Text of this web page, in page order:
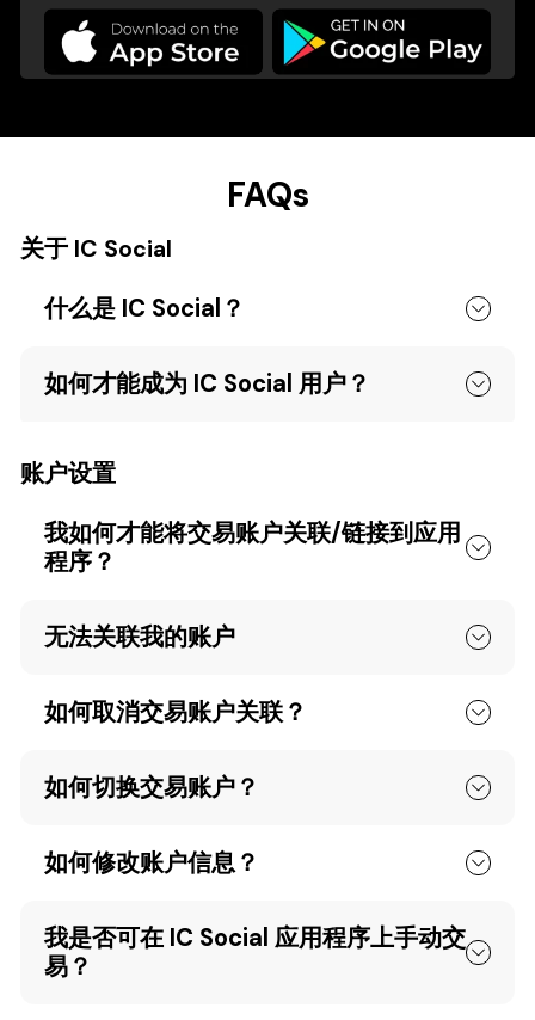
FAQs
关于 IC Social
什么是 IC Social？
如何才能成为 IC Social 用户？
账户设置
我如何才能将交易账户关联/链接到应用
程序？
无法关联我的账户
如何取消交易账户关联？
如何切换交易账户？
如何修改账户信息？
我是否可在 IC Social 应用程序上手动交
易？